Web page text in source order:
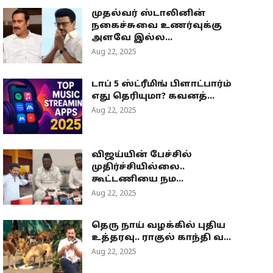
முதல்வர் ஸ்டாலினின்
நகைச்சுவை உணர்வுக்கு
அளவே இல்ல...
Aug 22, 2025
டாப் 5 ஸ்ட்ரீமிங் பிளாட்பார்ம்
எது தெரியுமா? கவனத்...
Aug 22, 2025
விஜய்யின் பேச்சில்
முதிர்ச்சியில்லை..
கூட்டணியை நம...
Aug 22, 2025
தெரு நாய் வழக்கில் புதிய
உத்தரவு.. ராகுல் காந்தி வ...
Aug 22, 2025